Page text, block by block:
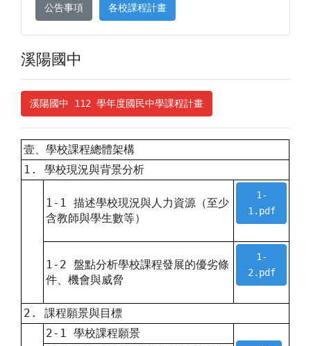
公告事項 各校課程計畫
溪陽國中
溪陽國中 112 學年度國民中學課程計畫
壹、學校課程總體架構
1. 學校現況與背景分析
1-1 描述學校現況與人力資源（至少
含教師與學生數等）
1-
1.pdf
1-2 盤點分析學校課程發展的優劣條
件、機會與威脅
1-
2.pdf
2. 課程願景與目標
2-1 學校課程願景